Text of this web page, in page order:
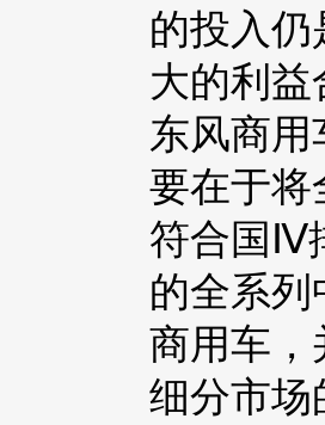
的投入仍
大的利益
东风商用
要在于将
符合国Ⅳ
的全系列
商用车，
细分市场